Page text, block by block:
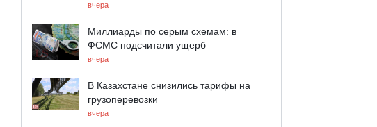
вчера
Миллиарды по серым схемам: в
ФСМС подсчитали ущерб
вчера
В Казахстане снизились тарифы на
грузоперевозки
вчера